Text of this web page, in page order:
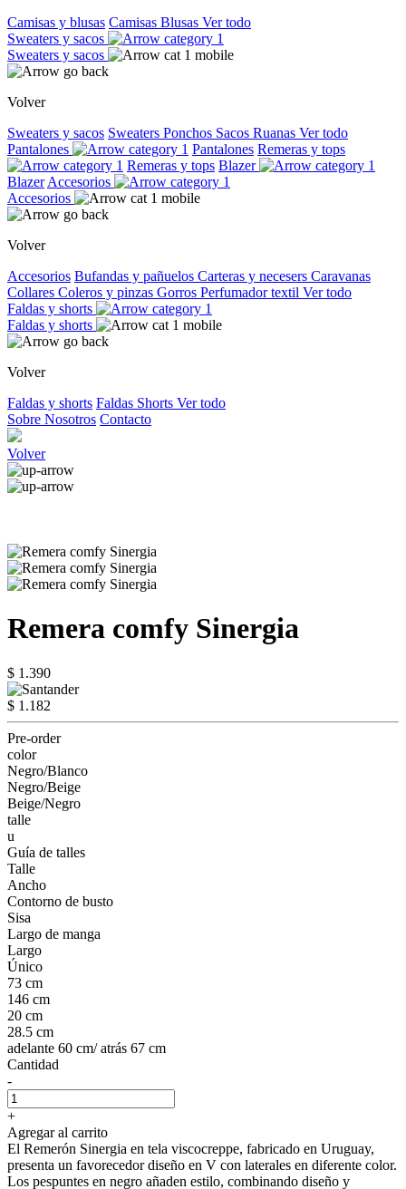
Camisas y blusas Camisas Blusas Ver todo
Sweaters y sacos
Sweaters y sacos
Volver
Sweaters y sacos Sweaters Ponchos Sacos Ruanas Ver todo
Pantalones
Pantalones Remeras y tops
Remeras y tops Blazer
Blazer Accesorios
Accesorios
Volver
Accesorios Bufandas y pañuelos Carteras y necesers Caravanas
Collares Coleros y pinzas Gorros Perfumador textil Ver todo
Faldas y shorts
Faldas y shorts
Volver
Faldas y shorts Faldas Shorts Ver todo
Sobre Nosotros Contacto
Volver
Remera comfy Sinergia
$ 1.390
$ 1.182
Pre-order
color
Negro/Blanco
Negro/Beige
Beige/Negro
talle
u
Guía de talles
Talle
Ancho
Contorno de busto
Sisa
Largo de manga
Largo
Único
73 cm
146 cm
20 cm
28.5 cm
adelante 60 cm/ atrás 67 cm
Cantidad
-
+
Agregar al carrito
El Remerón Sinergia en tela viscocreppe, fabricado en Uruguay,
presenta un favorecedor diseño en V con laterales en diferente color.
Los pespuntes en negro añaden estilo, combinando diseño y